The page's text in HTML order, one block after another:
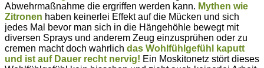
Abwehrmaßnahme die ergriffen werden kann. Mythen wie
Zitronen haben keinerlei Effekt auf die Mücken und sich
jedes Mal bevor man sich in die Hängehöhle bewegt mit
diversen Sprays und anderem Zeug einzusprühen oder zu
cremen macht doch wahrlich das Wohlfühlgefühl kaputt
und ist auf Dauer recht nervig! Ein Moskitonetz stört dieses